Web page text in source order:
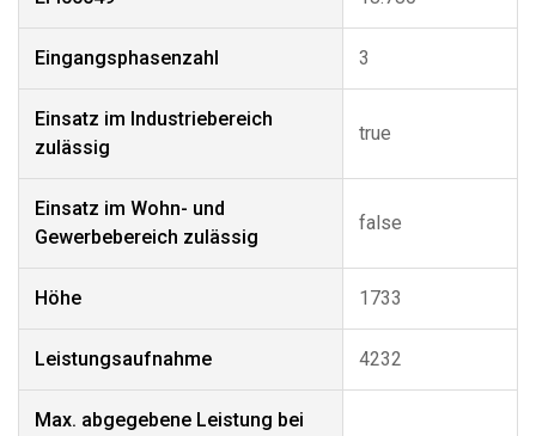
Eingangsphasenzahl 3
Einsatz im Industriebereich
zulässig
true
Einsatz im Wohn- und
Gewerbebereich zulässig
false
Höhe 1733
Leistungsaufnahme 4232
Max. abgegebene Leistung bei